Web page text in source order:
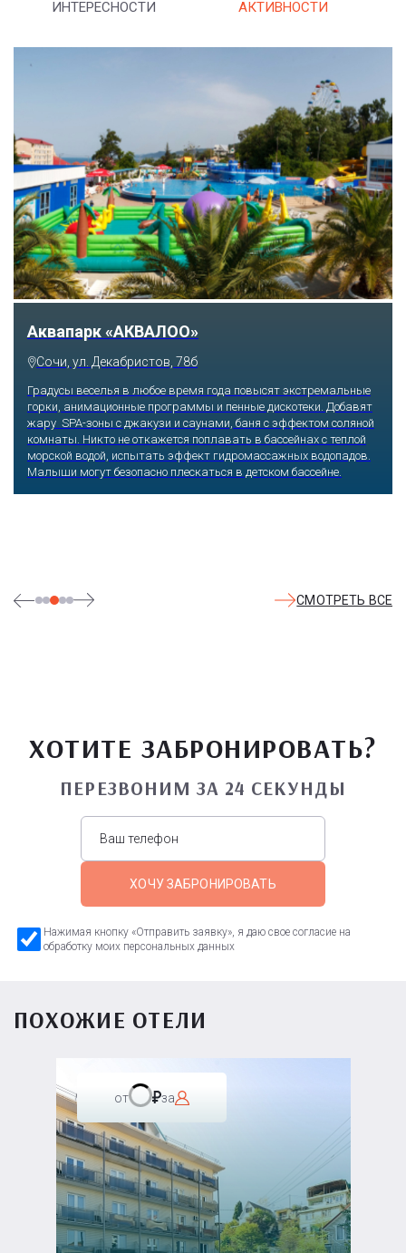
ИНТЕРЕСНОСТИ АКТИВНОСТИ
Аквапарк «АКВАЛОО»
Сочи, ул. Декабристов, 78б
Градусы веселья в любое время года повысят экстремальные
горки, анимационные программы и пенные дискотеки. Добавят
жару SPA-зоны с джакузи и саунами, баня с эффектом соляной
комнаты. Никто не откажется поплавать в бассейнах с теплой
морской водой, испытать эффект гидромассажных водопадов.
Малыши могут безопасно плескаться в детском бассейне.
СМОТРЕТЬ ВСЕ
ХОТИТЕ ЗАБРОНИРОВАТЬ?
ПЕРЕЗВОНИМ ЗА 24 СЕКУНДЫ
ХОЧУ ЗАБРОНИРОВАТЬ
Нажимая кнопку «Отправить заявку», я даю свое согласие на
обработку моих персональных данных
ПОХОЖИЕ ОТЕЛИ
от за